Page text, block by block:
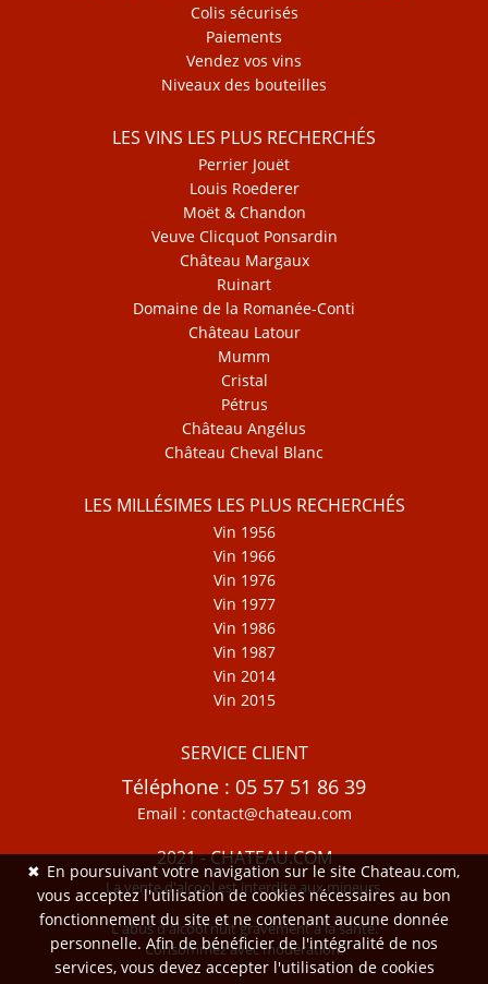
Colis sécurisés
Paiements
Vendez vos vins
Niveaux des bouteilles
LES VINS LES PLUS RECHERCHÉS
Perrier Jouët
Louis Roederer
Moët & Chandon
Veuve Clicquot Ponsardin
Château Margaux
Ruinart
Domaine de la Romanée-Conti
Château Latour
Mumm
Cristal
Pétrus
Château Angélus
Château Cheval Blanc
LES MILLÉSIMES LES PLUS RECHERCHÉS
Vin 1956
Vin 1966
Vin 1976
Vin 1977
Vin 1986
Vin 1987
Vin 2014
Vin 2015
SERVICE CLIENT
Téléphone : 05 57 51 86 39
Email : contact@chateau.com
2021 - CHATEAU.COM
La vente d'alcool est interdite aux mineurs.
L'abus d'alcool nuit gravement à la santé.
Consommez avec modération.
✖ En poursuivant votre navigation sur le site Chateau.com,
vous acceptez l'utilisation de cookies nécessaires au bon
fonctionnement du site et ne contenant aucune donnée
personnelle. Afin de bénéficier de l'intégralité de nos
services, vous devez accepter l'utilisation de cookies